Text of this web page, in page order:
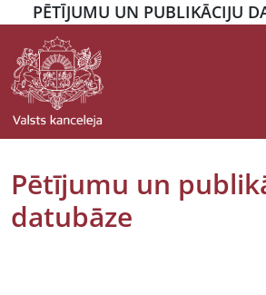
PĒTĪJUMU UN PUBLIKĀCIJU
Pētījumu un
datubāze